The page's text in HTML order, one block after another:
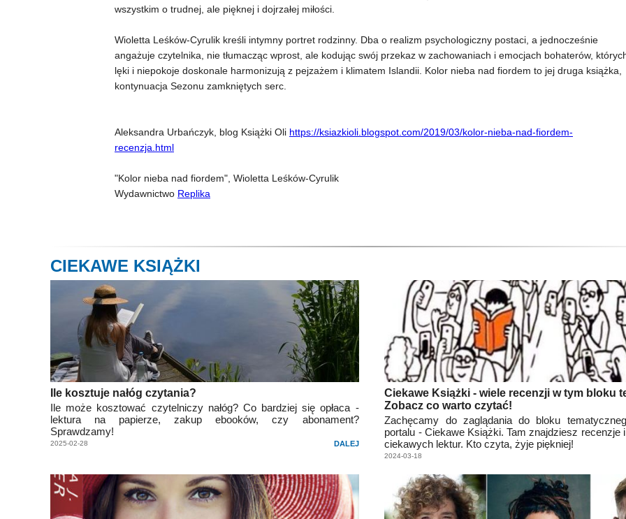
wszystkim o trudnej, ale pięknej i dojrzałej miłości.
Wioletta Leśków-Cyrulik kreśli intymny portret rodzinny. Dba o realizm psychologiczny postaci, a jednocześnie
angażuje czytelnika, nie tłumacząc wprost, ale kodując swój przekaz w zachowaniach i emocjach bohaterów,
lęki i niepokoje doskonale harmonizują z pejzażem i klimatem Islandii. Kolor nieba nad fiordem to jej druga książka,
kontynuacja Sezonu zamkniętych serc.
Aleksandra Urbańczyk, blog Książki Oli https://ksiazkioli.blogspot.com/2019/03/kolor-nieba-nad-fiordem-
recenzja.html
"Kolor nieba nad fiordem", Wioletta Leśków-Cyrulik
Wydawnictwo Replika
CIEKAWE KSIĄŻKI
Ile kosztuje nałóg czytania?
Ile może kosztować czytelniczy nałóg? Co bardziej się opłaca -
lektura na papierze, zakup ebooków, czy abonament?
Sprawdzamy!
2025-02-28 DALEJ
Ciekawe Książki - wiele recenzji w tym bloku
Zobacz co warto czytać!
Zachęcamy do zaglądania do bloku
portalu - Ciekawe Książki. Tam znajdziesz recenzje
ciekawych lektur. Kto czyta, żyje piękniej!
2024-03-18